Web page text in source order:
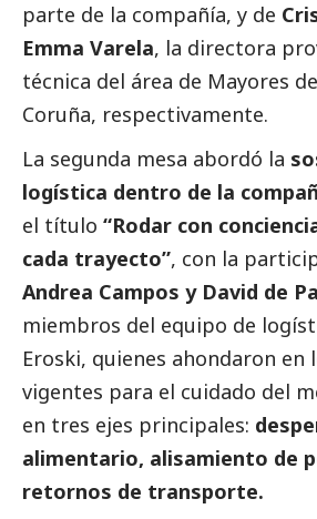
parte de la compañía, y de
Emma Varela, la directora
técnica del área de Mayores
Coruña, respectivamente.
La segunda mesa abordó la
logística dentro de la
el título “Rodar con
cada trayecto”, con la
Andrea Campos y David de
miembros del equipo de
Eroski, quienes ahondaron en
vigentes para el cuidado del
en tres ejes principales:
alimentario, alisamiento de
retornos de transporte.